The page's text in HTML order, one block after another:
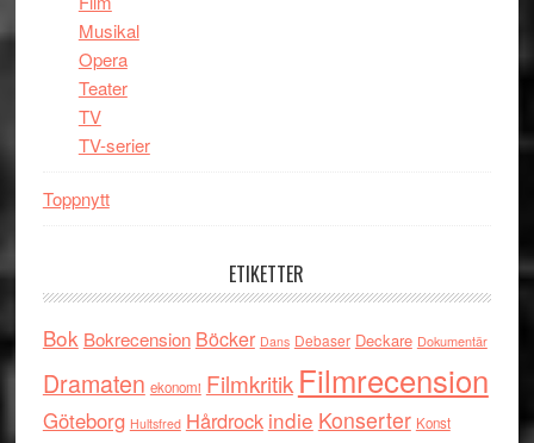
Musikal
Opera
Teater
TV
TV-serier
Toppnytt
ETIKETTER
Bok Bokrecension Böcker Dans Debaser Deckare Dokumentär
Dramaten ekonomi Filmkritik Filmrecension
Göteborg Hultsfred Hårdrock indie Konserter Konst